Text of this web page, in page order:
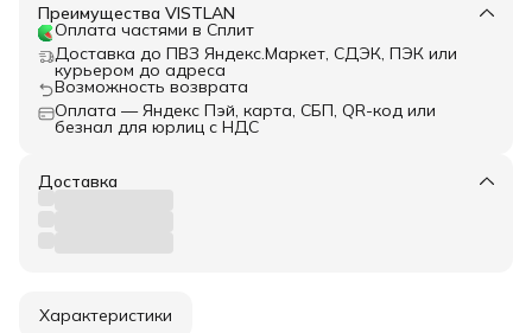
Преимущества VISTLAN
Оплата частями в Сплит
Доставка до ПВЗ Яндекс.Маркет, СДЭК, ПЭК или
курьером до адреса
Возможность возврата
Оплата — Яндекс Пэй, карта, СБП, QR-код или
безнал для юрлиц с НДС
Доставка
Характеристики